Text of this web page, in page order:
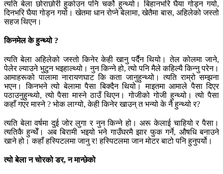
त्यति बेला छोराछोरी हुर्काउन पनि चर्को हुन्थ्यो। बिहानभरि घैया गोड्न गयो,
दिनभरि घैया गोड्न गयो। खेतमा धान रोप्ने बेलामा, खेतैमा बास, अहिलेको जस्तो
सहज थिएन।
किनमेल के हुन्थ्यो ?
त्यति बेला अहिलेको जस्तो किनेर केही खानु पर्दैन थियो। तेल कोलमा जाने,
पेलेर ल्याउने भुटुन भइहाल्थ्यो। नुन किन्ने हो, त्यो पनि मैले कहिल्यै किन्नु परेन।
आमाहरूको पालामा नारायणघाट कि कता जानुहुन्थ्यो। त्यति राम्रो सम्झना
भएन। किनभने त्यो बेलामा पैसा बिक्दैन थियो। माइतमा आमाले पैसा दिएर
पठाउनुहुन्थ्यो, त्यो पैसा मास्ने ठाउँ थिएन। गोजीको गोजी हुन्थ्यो। त्यो पैसा
कहाँ गएर मास्ने ? भोक लाग्यो, केही किनेर खाउन् त भन्यो के नै हुन्थ्यो र?
त्यति बेला वर्षमा दुई जोर लुगा र नुन किन्ने हो। अरू केलाई चाहियो र पैसा।
त्यतिकै हुन्थेँ। अब बिरामी भइयो भने गाउँघरमै झार फुक गर्ने, औषधि बनाउने
खाने हो। कहाँ हस्पिटलमा जानु र! हस्पिटलमा जान मोटर बाटो पनि हुनुपर्यो।
त्यो बेला न चोरको डर, न मान्छेको